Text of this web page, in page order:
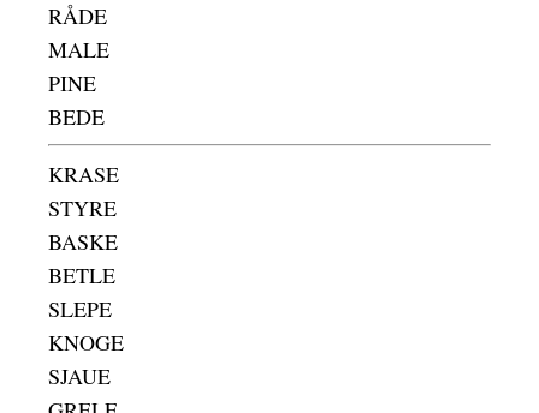
RÅDE
MALE
PINE
BEDE
KRASE
STYRE
BASKE
BETLE
SLEPE
KNOGE
SJAUE